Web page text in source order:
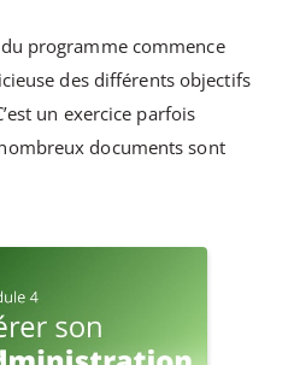
programme commence
des différents objectifs
un exercice parfois
documents sont